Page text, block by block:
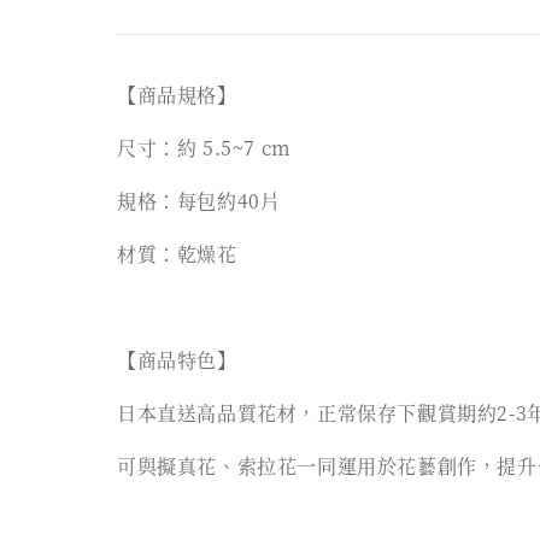
【商品規格】
尺寸：約 5.5~7 cm
規格：每包約40片
材質：乾燥花
【商品特色】
日本直送高品質花材，正常保存下觀賞期約2-3
可與擬真花、索拉花一同運用於花藝創作，提升